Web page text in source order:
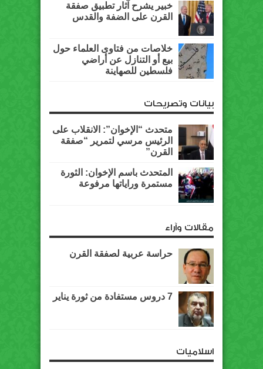
خبير يشرح آثار تطبيق صفقة
القرن على الضفة والقدس
خلاصات من فتاوى العلماء حول
بيع أو التنازل عن أراضي
فلسطين للصهاينة
بيانات وتصريحات
متحدث “الإخوان”: الانقلاب على
الرئيس مرسي لتمرير “صفقة
القرن”
المتحدث باسم الإخوان: الثورة
مستمرة وراياتها مرفوعة
مقالات وآراء
حراسة عربية لصفقة القرن
7 دروس مستفادة من ثورة يناير
اسلاميات